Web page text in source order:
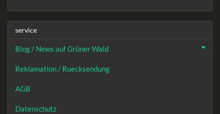
service
Blog / News auf Grüner Wald
Reklamation / Ruecksendung
AGB
Datenschutz